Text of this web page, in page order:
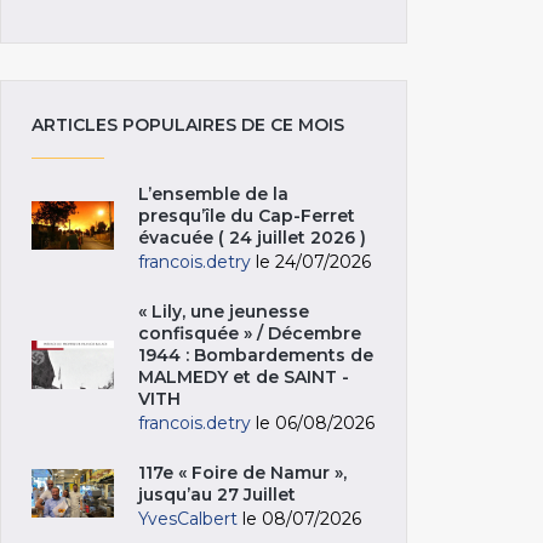
ARTICLES POPULAIRES DE CE MOIS
L’ensemble de la
presqu’île du Cap-Ferret
évacuée ( 24 juillet 2026 )
francois.detry le 24/07/2026
« Lily, une jeunesse
confisquée » / Décembre
1944 : Bombardements de
MALMEDY et de SAINT -
VITH
francois.detry le 06/08/2026
117e « Foire de Namur »,
jusqu’au 27 Juillet
YvesCalbert le 08/07/2026